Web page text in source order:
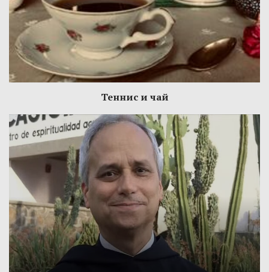
Теннис и чай